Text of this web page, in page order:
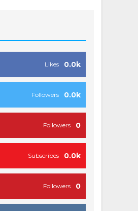
0.0k
Likes
0.0k
Followers
0
Followers
0.0k
Subscribes
0
Followers